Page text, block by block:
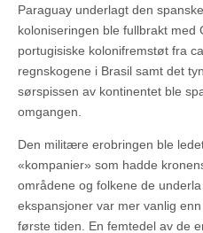
Paraguay underlagt den
koloniseringen ble fullbrakt med
portugisiske kolonifremstøt fra
regnskogene i Brasil samt det
sørspissen av kontinentet ble
omgangen.
Den militære erobringen ble
«kompanier» som hadde
områdene og folkene de
ekspansjoner var mer vanlig
første tiden. En femtedel av de